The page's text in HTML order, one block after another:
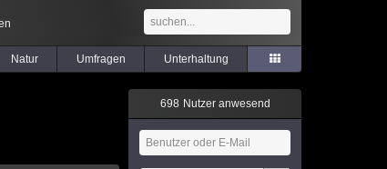
Natur Umfragen Unterhaltung
698 Nutzer anwesend